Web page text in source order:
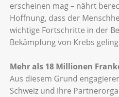
erscheinen mag – nährt
Hoffnung, dass der
wichtige Fortschritte in der
Bekämpfung von Krebs
Mehr als 18 Millionen
Aus diesem Grund
Schweiz und ihre